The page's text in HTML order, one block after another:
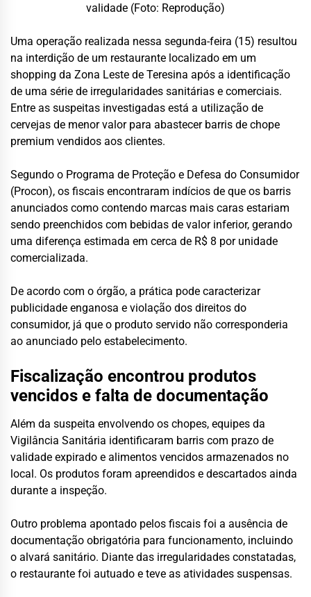
validade (Foto: Reprodução)
Uma operação realizada nessa segunda-feira (15) resultou
na interdição de um restaurante localizado em um
shopping da Zona Leste de Teresina após a identificação
de uma série de irregularidades sanitárias e comerciais.
Entre as suspeitas investigadas está a utilização de
cervejas de menor valor para abastecer barris de chope
premium vendidos aos clientes.
Segundo o Programa de Proteção e Defesa do Consumidor
(Procon), os fiscais encontraram indícios de que os barris
anunciados como contendo marcas mais caras estariam
sendo preenchidos com bebidas de valor inferior, gerando
uma diferença estimada em cerca de R$ 8 por unidade
comercializada.
De acordo com o órgão, a prática pode caracterizar
publicidade enganosa e violação dos direitos do
consumidor, já que o produto servido não corresponderia
ao anunciado pelo estabelecimento.
Fiscalização encontrou produtos
vencidos e falta de documentação
Além da suspeita envolvendo os chopes, equipes da
Vigilância Sanitária identificaram barris com prazo de
validade expirado e alimentos vencidos armazenados no
local. Os produtos foram apreendidos e descartados ainda
durante a inspeção.
Outro problema apontado pelos fiscais foi a ausência de
documentação obrigatória para funcionamento, incluindo
o alvará sanitário. Diante das irregularidades constatadas,
o restaurante foi autuado e teve as atividades suspensas.